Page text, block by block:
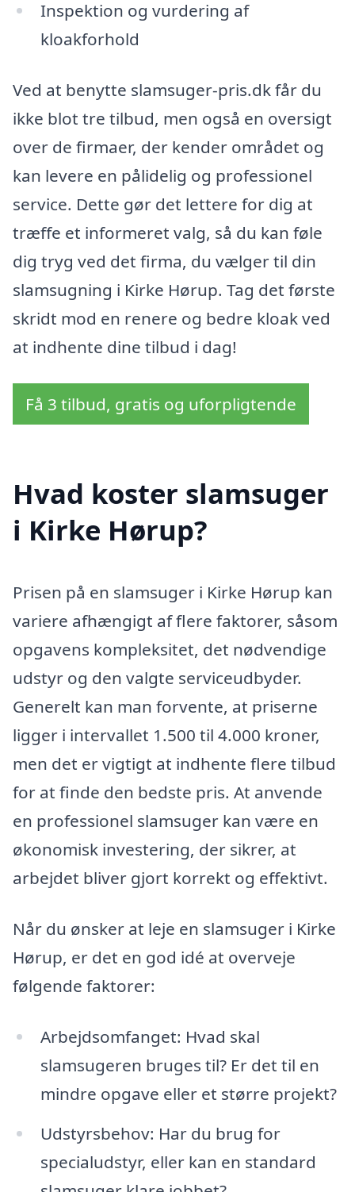
Inspektion og vurdering af
kloakforhold
Ved at benytte slamsuger-pris.dk får du
ikke blot tre tilbud, men også en oversigt
over de firmaer, der kender området og
kan levere en pålidelig og professionel
service. Dette gør det lettere for dig at
træffe et informeret valg, så du kan føle
dig tryg ved det firma, du vælger til din
slamsugning i Kirke Hørup. Tag det første
skridt mod en renere og bedre kloak ved
at indhente dine tilbud i dag!
Få 3 tilbud, gratis og uforpligtende
Hvad koster slamsuger
i Kirke Hørup?
Prisen på en slamsuger i Kirke Hørup kan
variere afhængigt af flere faktorer, såsom
opgavens kompleksitet, det nødvendige
udstyr og den valgte serviceudbyder.
Generelt kan man forvente, at priserne
ligger i intervallet 1.500 til 4.000 kroner,
men det er vigtigt at indhente flere tilbud
for at finde den bedste pris. At anvende
en professionel slamsuger kan være en
økonomisk investering, der sikrer, at
arbejdet bliver gjort korrekt og effektivt.
Når du ønsker at leje en slamsuger i Kirke
Hørup, er det en god idé at overveje
følgende faktorer:
Arbejdsomfanget: Hvad skal
slamsugeren bruges til? Er det til en
mindre opgave eller et større projekt?
Udstyrsbehov: Har du brug for
specialudstyr, eller kan en standard